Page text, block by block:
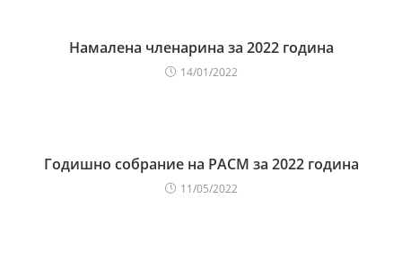
Намалена членарина за 2022 година
14/01/2022
Годишно собрание на РАСМ за 2022 година
11/05/2022